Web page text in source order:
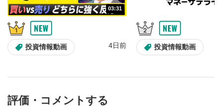
7
音量調整
スライダーを上下すると音量が調整できます。
8
全画面表示
03:31
投資情報動画 4日前 投資情報動画
評価・コメントする